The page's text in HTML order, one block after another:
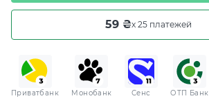
59 ₴x 25 платежей
Приватбанк Монобанк Сенс ОТП Банк